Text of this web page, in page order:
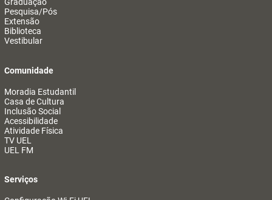
Graduação
Pesquisa/Pós
Extensão
Biblioteca
Vestibular
Comunidade
Moradia Estudantil
Casa de Cultura
Inclusão Social
Acessibilidade
Atividade Física
TV UEL
UEL FM
Serviços